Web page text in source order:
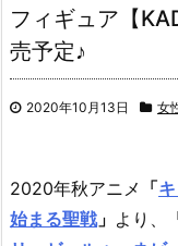
フィギュア【
売予定♪
2020年10月13日 女
2020年秋アニメ 「
始まる聖戦」 より、